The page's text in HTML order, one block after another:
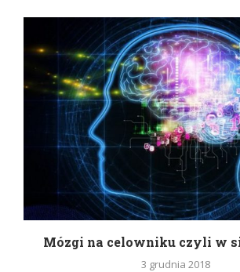
Mózgi na celowniku czyli w
3 grudnia 2018